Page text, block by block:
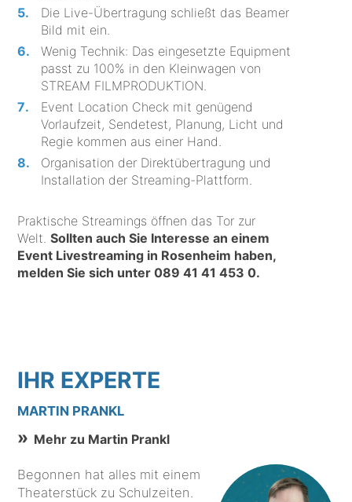
Die Live-Übertragung schließt das Beamer
Bild mit ein.
Wenig Technik: Das eingesetzte Equipment
passt zu 100% in den Kleinwagen von
STREAM FILMPRODUKTION.
Event Location Check mit genügend
Vorlaufzeit, Sendetest, Planung, Licht und
Regie kommen aus einer Hand.
Organisation der Direktübertragung und
Installation der Streaming-Plattform.
Praktische Streamings öffnen das Tor zur
Welt.Sollten auch Sie Interesse an einem
Event Livestreaming in Rosenheim haben,
melden Sie sich unter089 41 41 453 0.
IHR EXPERTE
MARTIN PRANKL
Mehr zu Martin Prankl
Begonnen hat alles mit einem
Theaterstück zu Schulzeiten.